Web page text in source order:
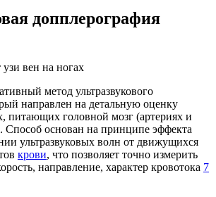
допплерография
метод ультразвукового
направлен на детальную оценку
питающих головной мозг (артериях и
Способ основан на принципе эффекта
ультразвуковых волн от движущихся
крови, что позволяет точно измерить
направление, характер кровотока 7